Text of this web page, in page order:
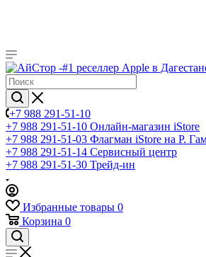
+7 988 291-51-10
+7 988 291-51-10 Онлайн-магазин iStore
+7 988 291-51-03 Флагман iStore на Р.
+7 988 291-51-14 Сервисный центр
+7 988 291-51-30 Трейд-ин
Избранные товары 0
Корзина 0